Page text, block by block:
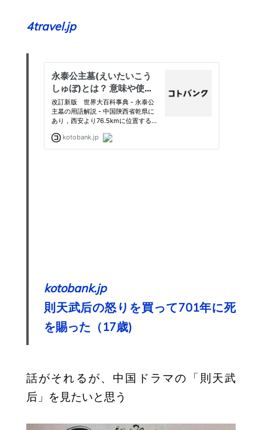
4travel.jp
kotobank.jp
則天武后の怒りを買って701年に死
を賜った（17歳)
話がそれるが、中国ドラマの「則天武
后」を見たいと思う